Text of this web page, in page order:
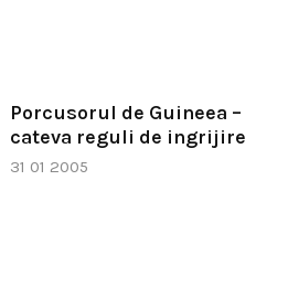
Porcusorul de Guineea –
cateva reguli de ingrijire
31 01 2005